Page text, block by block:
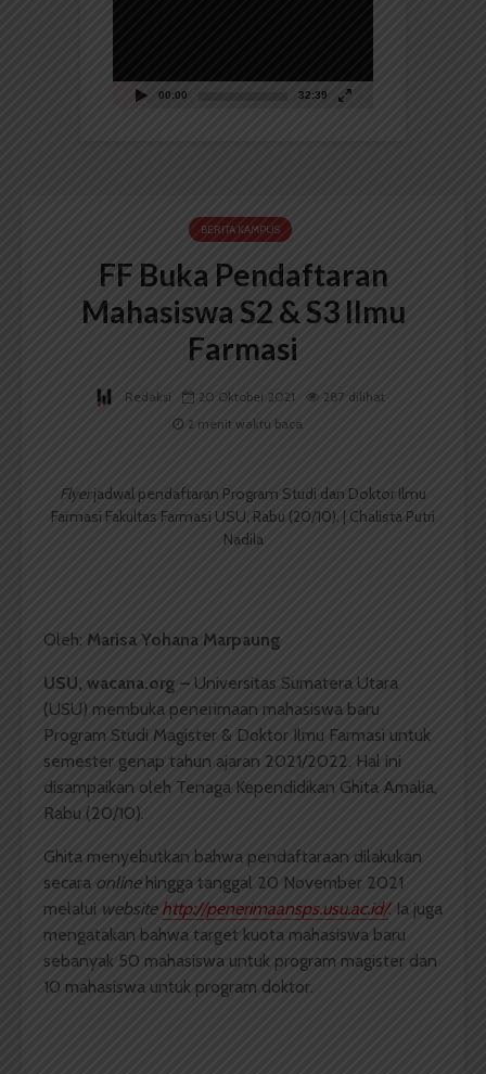
00:00 32:39
BERITA KAMPUS
FF Buka Pendaftaran
Mahasiswa S2 & S3 Ilmu
Farmasi
Redaksi 20 Oktober 2021
287 dilihat
2 menit waktu baca
Flyerjadwal pendaftaran Program Studi dan Doktor Ilmu
Farmasi Fakultas Farmasi USU, Rabu (20/10). | Chalista Putri
Nadila
Oleh: Marisa Yohana Marpaung
USU, wacana.org – Universitas Sumatera Utara
(USU) membuka penerimaan mahasiswa baru
Program Studi Magister & Doktor Ilmu Farmasi untuk
semester genap tahun ajaran 2021/2022. Hal ini
disampaikan oleh Tenaga Kependidikan Ghita Amalia,
Rabu (20/10).
Ghita menyebutkan bahwa pendaftaraan dilakukan
secara online hingga tanggal 20 November 2021
melalui website http://penerimaansps.usu.ac.id/. Ia juga
mengatakan bahwa target kuota mahasiswa baru
sebanyak 50 mahasiswa untuk program magister dan
10 mahasiswa untuk program doktor.